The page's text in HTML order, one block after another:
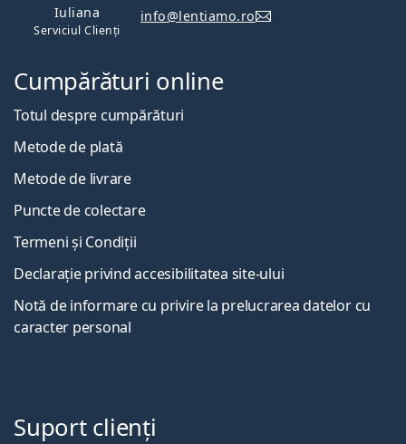
Iuliana
Serviciul Clienți
info@lentiamo.ro
Cumpărături online
Totul despre cumpărături
Metode de plată
Metode de livrare
Puncte de colectare
Termeni și Condiții
Declarație privind accesibilitatea site-ului
Notă de informare cu privire la prelucrarea datelor cu
caracter personal
Suport clienți